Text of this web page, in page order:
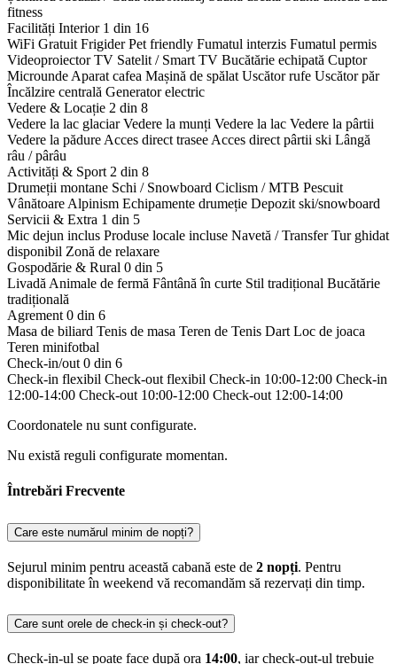
fitness
Facilități Interior 1 din 16
WiFi Gratuit Frigider Pet friendly Fumatul interzis Fumatul permis
Videoproiector TV Satelit / Smart TV Bucătărie echipată Cuptor
Microunde Aparat cafea Mașină de spălat Uscător rufe Uscător păr
Încălzire centrală Generator electric
Vedere & Locație 2 din 8
Vedere la lac glaciar Vedere la munți Vedere la lac Vedere la pârtii
Vedere la pădure Acces direct trasee Acces direct pârtii ski Lângă
râu / pârâu
Activități & Sport 2 din 8
Drumeții montane Schi / Snowboard Ciclism / MTB Pescuit
Vânătoare Alpinism Echipamente drumeție Depozit ski/snowboard
Servicii & Extra 1 din 5
Mic dejun inclus Produse locale incluse Navetă / Transfer Tur ghidat
disponibil Zonă de relaxare
Gospodărie & Rural 0 din 5
Livadă Animale de fermă Fântână în curte Stil tradițional Bucătărie
tradițională
Agrement 0 din 6
Masa de biliard Tenis de masa Teren de Tenis Dart Loc de joaca
Teren minifotbal
Check-in/out 0 din 6
Check-in flexibil Check-out flexibil Check-in 10:00-12:00 Check-in
12:00-14:00 Check-out 10:00-12:00 Check-out 12:00-14:00
Coordonatele nu sunt configurate.
Nu există reguli configurate momentan.
Întrebări Frecvente
Care este numărul minim de nopți?
Sejurul minim pentru această cabană este de 2 nopți. Pentru
disponibilitate în weekend vă recomandăm să rezervați din timp.
Care sunt orele de check-in și check-out?
Check-in-ul se poate face după ora 14:00, iar check-out-ul trebuie